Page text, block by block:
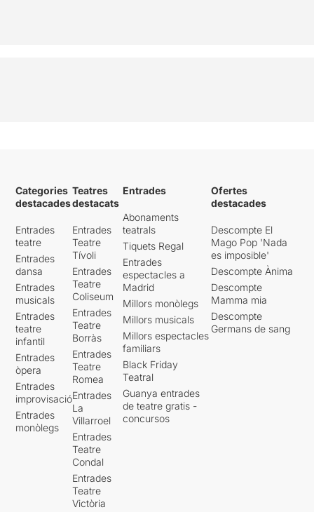
Categories
destacades
Entrades
teatre
Entrades
dansa
Entrades
musicals
Entrades
teatre
infantil
Entrades
òpera
Entrades
improvisació
Entrades
monòlegs
Teatres
destacats
Entrades
Teatre
Tívoli
Entrades
Teatre
Coliseum
Entrades
Teatre
Borràs
Entrades
Teatre
Romea
Entrades
La
Villarroel
Entrades
Teatre
Condal
Entrades
Teatre
Victòria
Entrades
Abonaments
teatrals
Tiquets Regal
Entrades
espectacles a
Madrid
Millors monòlegs
Millors musicals
Millors espectacles
familiars
Black Friday
Teatral
Guanya entrades
de teatre gratis -
concursos
Ofertes
destacades
Descompte El
Mago Pop 'Nada
es imposible'
Descompte Ànima
Descompte
Mamma mia
Descompte
Germans de sang